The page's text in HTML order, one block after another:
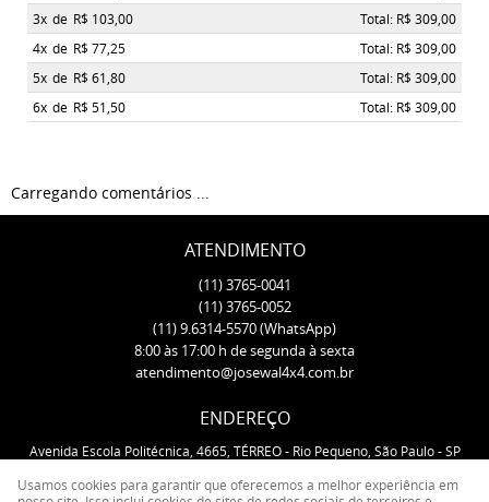
3x de R$ 103,00
Total: R$ 309,00
4x de R$ 77,25
Total: R$ 309,00
5x de R$ 61,80
Total: R$ 309,00
6x de R$ 51,50 Total: R$ 309,00
Carregando comentários ...
ATENDIMENTO
(11)3765-0041
(11)3765-0052
(11)9.6314-5570(WhatsApp)
8:00 às 17:00 h de segunda à sexta
atendimento@josewal4x4.com.br
ENDEREÇO
Avenida Escola Politécnica, 4665, TÉRREO- Rio Pequeno, São Paulo-SP
Usamos cookies para garantir que oferecemos a melhor experiência em